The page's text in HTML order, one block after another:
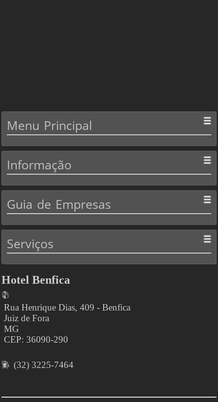
Menu Principal
Informação
Guia de Empresas
Serviços
Hotel Benfica
Rua Henrique Dias, 409 - Benfica
Juiz de Fora
MG
CEP: 36090-290
(32) 3225-7464